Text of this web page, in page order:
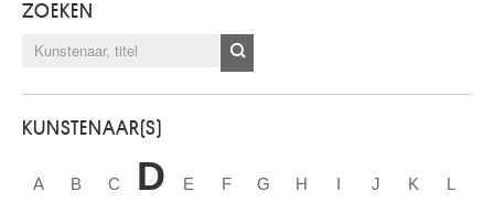
ZOEKEN
KUNSTENAAR(S)
A B C D E F G H I J K L